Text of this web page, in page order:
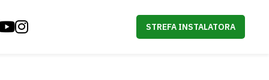
STREFA INSTALATORA